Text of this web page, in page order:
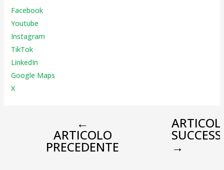
Facebook
Youtube
Instagram
TikTok
LinkedIn
Google Maps
X
←
ARTICOLO
PRECEDENTE →